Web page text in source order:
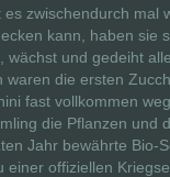
es zwischendurch mal
kann, haben sie
wächst und gedeiht
waren die ersten
fast vollkommen
die Pflanzen und
Jahr bewährte Bio-
einer offiziellen